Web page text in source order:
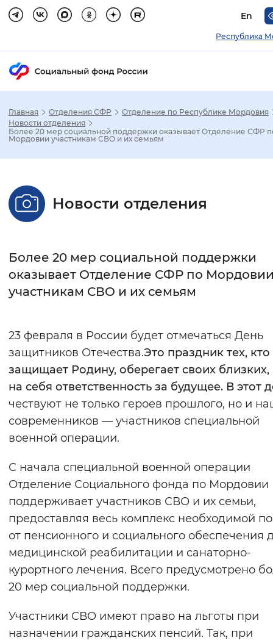
En
Республика
Стандартный Увеличенный
Без засечек С засечками
Интервал между буквами
Цвет сайта
Монохромный Инверсивный
Синий фон
Звуковой ассистент
Воспроизвести Остановить
Вернуть стандартные настройки
Главная Отделения СФР
Отделение по Республике Мордовия
Новости отделения
Более 20 мер социальной поддержки оказывает Отделение СФР
Мордовии участникам СВО и их семьям
Новости отделения
Более 20 мер социальной поддержки
оказывает Отделение СФР по
участникам СВО и их семьям
23 февраля в России будет отмечаться День
защитников Отечества.Это праздник тех, кто
защищает Родину, оберегает своих близких,
на себя ответственность за будущее. В этот
чествуют не только героев прошлого, но и
современников — участников специальной
военной операции.
С начала специальной военной операции
Отделение Социального фонда по Мордовии
поддерживает участников СВО и их семьи,
предоставляя весь комплекс необходимой
от пенсионного и социального обеспечения
медицинской реабилитации и санаторно-
курортного лечения. Всего предусмотрено
20 мер социальной поддержки.
Участники СВО имеют право на льготы при
назначении гражданских пенсий. Так, при